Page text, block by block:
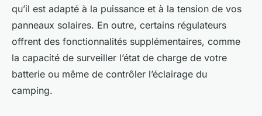
qu’il est adapté à la puissance et à la tension de vos
panneaux solaires. En outre, certains régulateurs
offrent des fonctionnalités supplémentaires, comme
la capacité de surveiller l’état de charge de votre
batterie ou même de contrôler l’éclairage du
camping.